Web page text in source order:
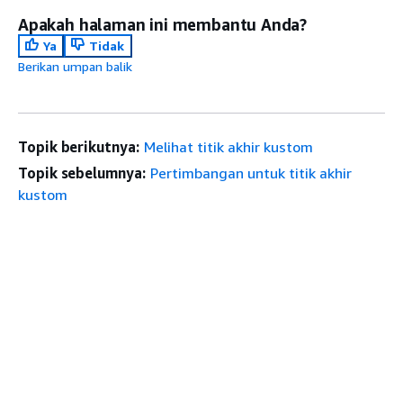
Apakah halaman ini membantu Anda?
Ya
Tidak
Berikan umpan balik
Topik berikutnya: Melihat titik akhir kustom
Topik sebelumnya: Pertimbangan untuk titik akhir
kustom